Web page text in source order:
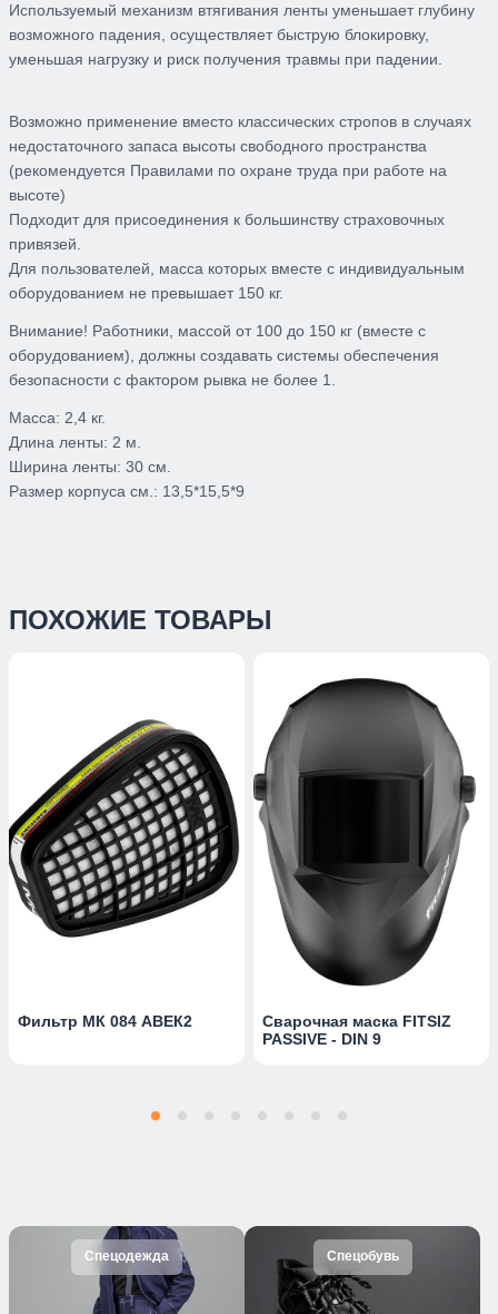
Используемый механизм втягивания ленты уменьшает глубину
возможного падения, осуществляет быструю блокировку,
уменьшая нагрузку и риск получения травмы при падении.
Возможно применение вместо классических стропов в случаях
недостаточного запаса высоты свободного пространства
(рекомендуется Правилами по охране труда при работе на
высоте)
Подходит для присоединения к большинству страховочных
привязей.
Для пользователей, масса которых вместе с индивидуальным
оборудованием не превышает 150 кг.
Внимание! Работники, массой от 100 до 150 кг (вместе с
оборудованием), должны создавать системы обеспечения
безопасности с фактором рывка не более 1.
Масса: 2,4 кг.
Длина ленты: 2 м.
Ширина ленты: 30 см.
Размер корпуса см.: 13,5*15,5*9
ПОХОЖИЕ ТОВАРЫ
Фильтр МК 084 АBЕК2
Сварочная маска FITSIZ
PASSIVE - DIN 9
Спецодежда Спецобувь